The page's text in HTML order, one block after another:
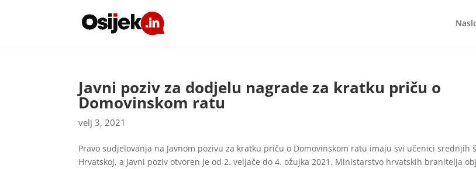
Javni poziv za dodjelu nagrade za kratku priču o
Domovinskom ratu
velj 3, 2021
Pravo sudjelovanja na Javnom pozivu za kratku priču o Domovinskom ratu imaju svi učenici srednjih
Hrvatskoj, a Javni poziv otvoren je od 2. veljače do 4. ožujka 2021. Ministarstvo hrvatskih branitelja